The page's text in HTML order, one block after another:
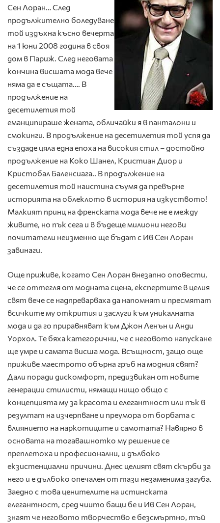
Сен Лоран… След
продължително боледуване
той издъхна късно вечерта
на 1 юни 2008 година в своя
дом в Париж. След неговата
кончина висшата мода вече
няма да е същата…. В
продължение на
десетилетия той
еманципираше жената, обличайки я в панталони и
смокинги. В продължение на десетилетия той успя да
създаде цяла една епоха на високия стил – достойно
продължение на Коко Шанел, Кристиан Диор и
Кристобал Баленсиага.. В продължение на
десетилетия той наистина съумя да превърне
историята на облеклото в история на изкуството!
Малкият принц на френската мода вече не е между
живите, но пък сега и в бъдеще милиони негови
почитатели неизменно ще бъдат с Ив Сен Лоран
завинаги.
Още приживе, когато Сен Лоран внезапно оповести,
че се оттегля от модната сцена, експертите в целия
свят вече се надпреварваха да напомнят и пресмятат
всичките му открития и заслуги към уникалната
мода и да го приравняват към Джон Ленън и Анди
Уорхол. Те бяха категорични, че с неговото напускане
ще умре и самата висша мода. Всъщност, защо още
приживе маестрото обърна гръб на модния свят?
Дали поради дискомфорт, предизвикан от новите
генерации стилисти, нямащи нищо общо с
концепцията му за красота и елегантност или пък в
резултат на изчерпване и преумора от борбата с
влиянието на наркотиците и самотата? Навярно в
основата на тогавашнотко му решение се
преплетоха и професионални, и дълбоко
екзистенциални причини. Днес целият свят скърби за
него и е дълбоко опечален от тази незаменима загуба.
Заедно с това ценителите на истинската
елегантност, сред чиито бащи бе и Ив Сен Лоран,
знаят че неговото творчество е безсмъртно, тъй